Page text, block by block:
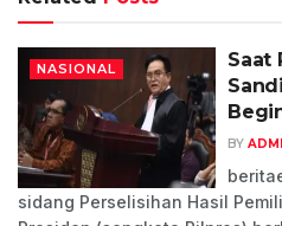
NASIONAL
Saat
BY
sidang Perselisihan Hasil